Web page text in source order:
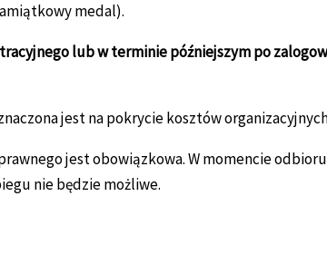
medal).
lub w terminie późniejszym po
jest na pokrycie kosztów
jest obowiązkowa. W momencie
nie będzie możliwe.